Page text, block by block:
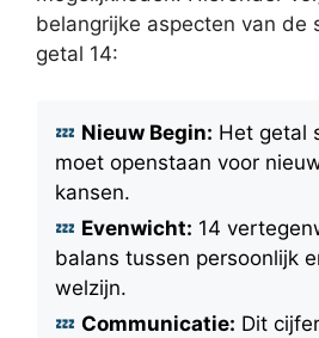
belangrijke aspecten van de
getal 14:
Nieuw Begin: Het getal
moet openstaan voor
kansen.
Evenwicht: 14
balans tussen persoonlijk
welzijn.
Communicatie: Dit